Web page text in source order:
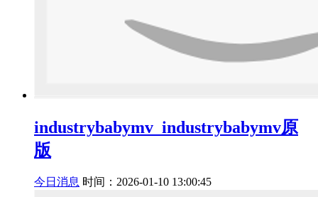
industrybabymv_industrybabymv原
版
今日消息 时间：2026-01-10 13:00:45